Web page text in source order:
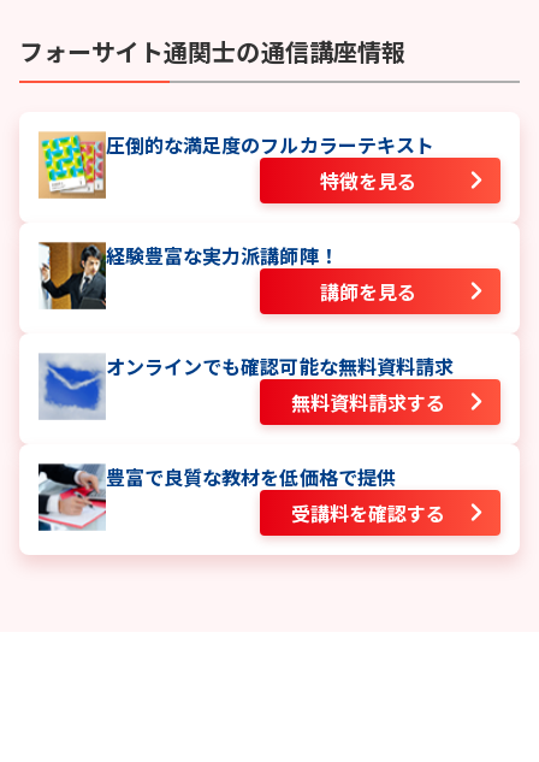
フォーサイト通関士の通信講座情報
圧倒的な満足度のフルカラーテキスト
特徴を見る
経験豊富な実力派講師陣！
講師を見る
オンラインでも確認可能な無料資料請求
無料資料請求する
豊富で良質な教材を低価格で提供
受講料を確認する